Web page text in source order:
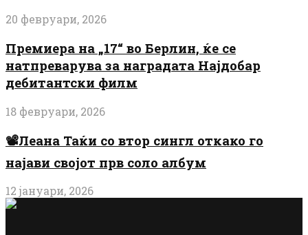
20 февруари, 2026
Премиера на „17“ во Берлин, ќе се
натпреварува за наградата Најдобар
дебитантски филм
18 февруари, 2026
📽️Леана Таќи со втор сингл откако го
најави својот прв соло албум
12 јануари, 2026